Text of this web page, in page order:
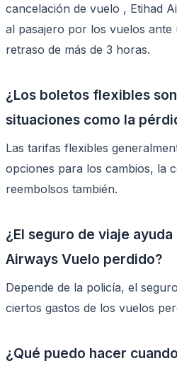
cancelación de vuelo , Etihad
al pasajero por los vuelos ante
retraso de más de 3 horas.
¿Los boletos flexibles
situaciones como la
Las tarifas flexibles
opciones para los cambios, la
reembolsos también.
¿El seguro de viaje ayuda
Airways Vuelo perdido?
Depende de la policía, el
ciertos gastos de los vuelos
¿Qué puedo hacer